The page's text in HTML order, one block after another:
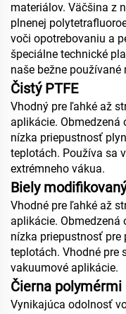
materiálov. Väčšina z
plnenej
voči opotrebovaniu a
špeciálne technické
naše bežne
Čistý PTFE
Vhodný pre ľahké až
aplikácie.
nízka priepustnosť
teplotách. Používa sa
extrémneho vákua.
Biely
Vhodné pre ľahké až
aplikácie.
nízka priepustnosť pre
teplotách. Vhodné pre
vakuumové aplikácie.
Čierna polymérmi
Vynikajúca odolnosť